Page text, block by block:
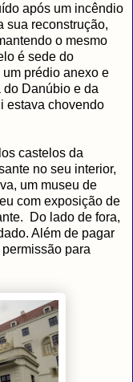
após um incêndio
sua reconstrução,
o mesmo
é sede do
prédio anexo e
Danúbio e da
estava chovendo
castelos da
no seu interior,
um museu de
com exposição de
Do lado de fora,
Além de pagar
para